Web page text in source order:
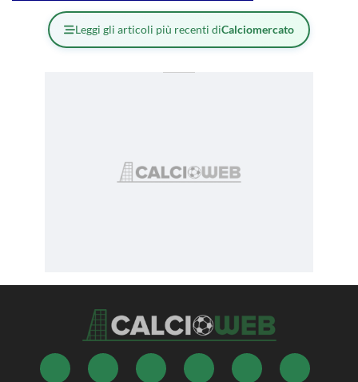
Leggi gli articoli più recenti diCalciomercato